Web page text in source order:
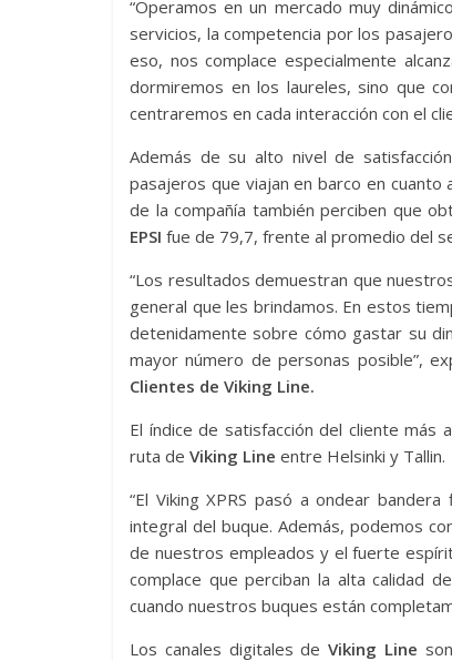
“Operamos en un mercado muy
servicios, la competencia por los
eso, nos complace especialmente
dormiremos en los laureles, sino que
centraremos en cada interacción con el
Además de su alto nivel de
pasajeros que viajan en barco en cuanto
de la compañía también perciben que
EPSI fue de 79,7, frente al promedio del
“Los resultados demuestran que
general que les brindamos. En estos
detenidamente sobre cómo gastar su
mayor número de personas posible”,
Clientes de Viking Line.
El índice de satisfacción del cliente
ruta de Viking Line entre Helsinki y Tallin.
“El Viking XPRS pasó a ondear
integral del buque. Además, podemos
de nuestros empleados y el fuerte
complace que perciban la alta calidad
cuando nuestros buques están
Los canales digitales deViking Line